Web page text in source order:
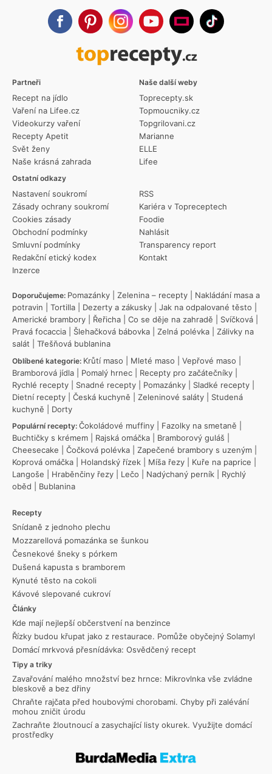
Partneři
Recept na jídlo
Vaření na Lifee.cz
Videokurzy vaření
Recepty Apetit
Svět ženy
Naše krásná zahrada
Ostatní odkazy
Nastavení soukromí
Zásady ochrany soukromí
Cookies zásady
Obchodní podmínky
Smluvní podmínky
Redakční etický kodex
Inzerce
RSS
Kariéra v Topreceptech
Foodie
Nahlásit
Transparency report
Kontakt
Naše další weby
Toprecepty.sk
Topmoucniky.cz
Topgrilovani.cz
Marianne
ELLE
Lifee
Doporučujeme: Pomazánky Zelenina – recepty
Nakládání masa a
potravin
Tortilla Dezerty a zákusky Jak na odpalované těsto
Americké brambory
Řeřicha Co se děje na zahradě Svíčková
Pravá focaccia
Šlehačková bábovka Zelná polévka
Zálivky na
salát
Třešňová bublanina
Oblíbené kategorie: Krůtí maso Mleté maso Vepřové maso
Bramborová jídla
Pomalý hrnec Recepty pro začátečníky
Rychlé recepty
Snadné recepty Pomazánky Sladké recepty
Dietní recepty
Česká kuchyně Zeleninové saláty
Studená
kuchyně
Dorty
Populární recepty: Čokoládové muffiny Fazolky na smetaně
Buchtičky s krémem
Rajská omáčka Bramborový guláš
Cheesecake
Čočková polévka Zapečené brambory s uzeným
Koprová omáčka
Holandský řízek Míša řezy Kuře na paprice
Langoše
Hraběnčiny řezy Lečo Nadýchaný perník
Rychlý
oběd
Bublanina
Recepty
Snídaně z jednoho plechu
Mozzarellová pomazánka se šunkou
Česnekové šneky s pórkem
Dušená kapusta s bramborem
Kynuté těsto na cokoli
Kávové slepované cukroví
Články
Kde mají nejlepší občerstvení na benzince
Řízky budou křupat jako z restaurace. Pomůže obyčejný Solamyl
Domácí mrkvová přesnídávka: Osvědčený recept
Tipy a triky
Zavařování malého množství bez hrnce: Mikrovlnka vše zvládne
bleskově a bez dřiny
Chraňte rajčata před houbovými chorobami. Chyby při zalévání
mohou zničit úrodu
Zachraňte žloutnoucí a zasychající listy okurek. Využijte domácí
prostředky